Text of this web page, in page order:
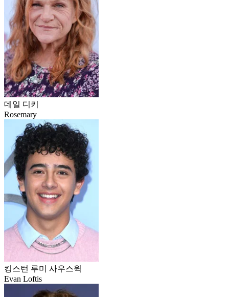
데일 디키
Rosemary
킹스턴 루미 사우스윅
Evan Loftis